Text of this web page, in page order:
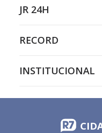
JR 24H
RECORD
INSTITUCIONAL